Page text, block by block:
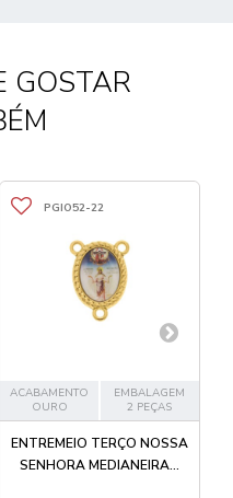
GOSTAR
PGIO52-22
ACABAMENTO
OURO
EMBALAGEM
2 PEÇAS
ENTREMEIO TERÇO NOSSA
SENHORA MEDIANEIRA...